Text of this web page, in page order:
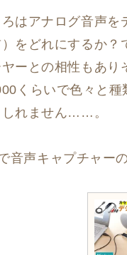
はアナログ音声
をどれにするか？
ーとの相性もあり
くらいで色々と
しれません……。
音声キャプチャー